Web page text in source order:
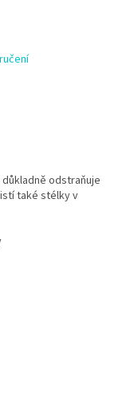
odstraňuje
také stélky v